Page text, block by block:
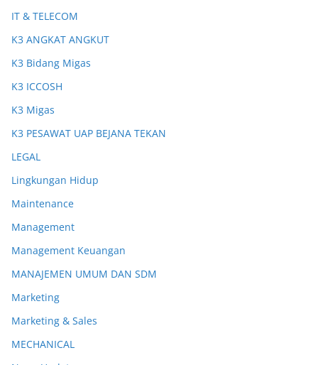
IT & TELECOM
K3 ANGKAT ANGKUT
K3 Bidang Migas
K3 ICCOSH
K3 Migas
K3 PESAWAT UAP BEJANA TEKAN
LEGAL
Lingkungan Hidup
Maintenance
Management
Management Keuangan
MANAJEMEN UMUM DAN SDM
Marketing
Marketing & Sales
MECHANICAL